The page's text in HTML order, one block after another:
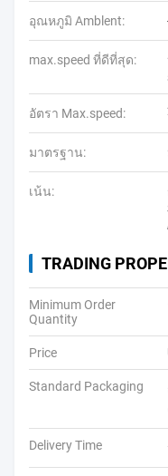
อุณหภูมิ Amblent:
max.speed ที่ดีที่สุด:
อัตรา Max.speed:
มาตรฐาน:
เน้น:
TRADING
Minimum Order
Quantity
Price
Standard Packaging
Delivery Time